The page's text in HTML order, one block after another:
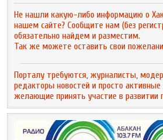
Не нашли какую-либо информацию о
нашем сайте? Сообщите нам (без
обязательно найдем и разместим.
Так же можете оставить свои
Порталу требуются, журналисты,
редакторы новостей и просто
желающие принять участие в развитии